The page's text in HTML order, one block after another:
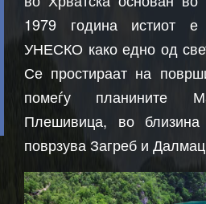
1979 година истиот
УНЕСКО како едно од
Се простираат на
помеѓу планините
Плешивица, во
поврзува Загреб и